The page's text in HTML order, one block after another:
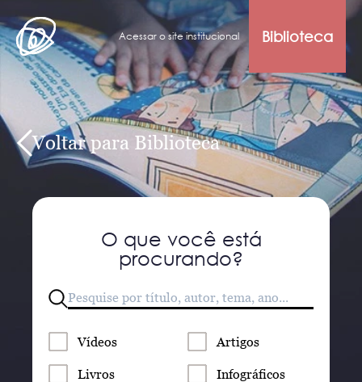
Acessar o site institucional Biblioteca
Voltar para Biblioteca
O que você está
procurando?
Vídeos Artigos
Livros Infográficos